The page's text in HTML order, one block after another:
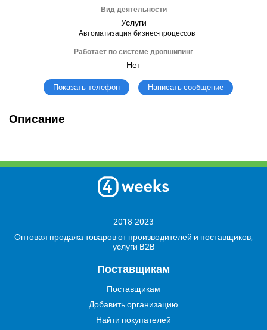
Вид деятельности
Услуги
Автоматизация бизнес-процессов
Работает по системе дропшипинг
Нет
Показать телефон Написать сообщение
Описание
2018-2023
Оптовая продажа товаров от производителей и поставщиков,
услуги B2B
Поставщикам
Поставщикам
Добавить организацию
Найти покупателей